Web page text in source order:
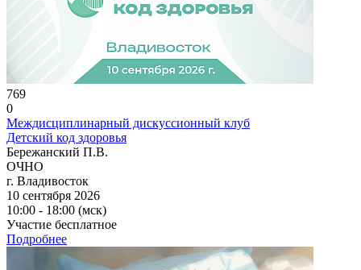
769
0
Междисциплинарный дискуссионный клуб
Детский код здоровья
Бережанский П.В.
ОЧНО
г. Владивосток
10 сентября 2026
10:00 - 18:00 (мск)
Участие бесплатное
Подробнее